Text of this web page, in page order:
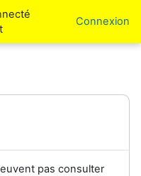
recherche Connexion
pas consulter